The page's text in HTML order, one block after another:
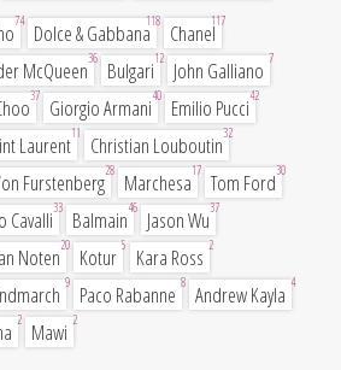
74 Dolce & Gabbana118 Chanel117
McQueen36 Bulgari12 John Galliano 7
37 Giorgio Armani40 Emilio Pucci42
Laurent11 Christian Louboutin32
Furstenberg28 Marchesa17 Tom Ford30
Cavalli33 Balmain46 Jason Wu37
Noten20 Kotur 5 Kara Ross 2
9 Paco Rabanne 8 Andrew Kayla 4
2 Mawi 2